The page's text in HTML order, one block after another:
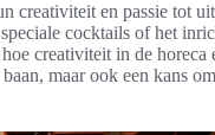
creativiteit en passie tot
cocktails of het
creativiteit in de horeca
maar ook een kans